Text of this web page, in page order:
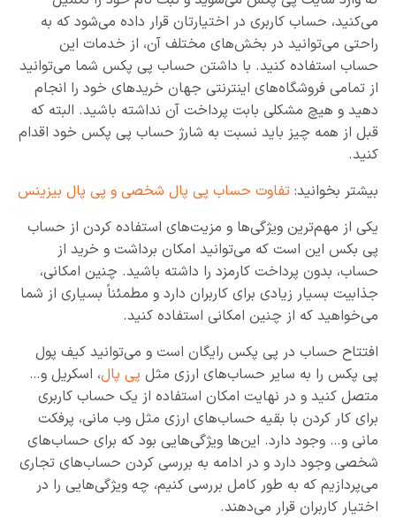
می‌کنید، حساب کاربری در اختیارتان قرار داده می‌شود که به
راحتی می‌توانید در بخش‌های مختلف آن، از خدمات این
حساب استفاده کنید. با داشتن حساب پی پکس شما می‌توانید
از تمامی فروشگاه‌های اینترنتی جهان خریدهای خود را انجام
دهید و هیچ مشکلی بابت پرداخت آن نداشته باشید. البته که
قبل از همه چیز باید نسبت به شارژ حساب پی پکس خود اقدام
کنید.
بیشتر بخوانید: تفاوت حساب پی پال شخصی و پی پال بیزینس
یکی از مهم‌ترین ویژگی‌ها و مزیت‌های استفاده کردن از حساب
پی بکس این است که می‌توانید امکان برداشت و خرید از
حساب، بدون پرداخت کارمزد را داشته باشید. چنین امکانی،
جذابیت بسیار زیادی برای کاربران دارد و مطمئناً بسیاری از شما
می‌خواهید که از چنین امکانی استفاده کنید.
افتتاح حساب در پی پکس رایگان است و می‌توانید کیف پول
پی پکس را به سایر حساب‌های ارزی مثل پی پال، اسکریل و…
متصل کنید و در نهایت امکان استفاده از یک حساب کاربری
برای کار کردن با بقیه حساب‌های ارزی مثل وب مانی، پرفکت
مانی و… وجود دارد. این‌ها ویژگی‌هایی بود که برای حساب‌های
شخصی وجود دارد و در ادامه به بررسی کردن حساب‌های تجاری
می‌پردازیم که به طور کامل بررسی کنیم، چه ویژگی‌هایی را در
اختیار کاربران قرار می‌دهند.